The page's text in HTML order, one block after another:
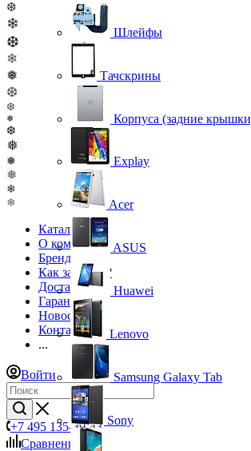
❆
❄
❆
❄
❅
❆
❆
❅
❆
❅
❅
❅
❄
❄
Каталог
О компании
Бренды
Как заказать?
Доставка
Гарантия
Новости
Контакты
...
Войти
+7 495 135-39-43
Сравнение
0
Шлейфы
Тачскрины
Корпуса (задние
Explay
Acer
ASUS
Huawei
Lenovo
Samsung Galaxy Tab
Sony